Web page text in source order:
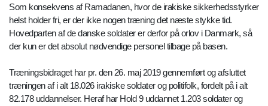
Som konsekvens af Ramadanen, hvor de irakiske sikkerhedsstyrker
helst holder fri, er der ikke nogen træning det næste stykke tid.
Hovedparten af de danske soldater er derfor på orlov i Danmark, så
der kun er det absolut nødvendige personel tilbage på basen.
Træningsbidraget har pr. den 26. maj 2019 gennemført og afsluttet
træningen af i alt 18.026 irakiske soldater og politifolk, fordelt på i alt
82.178 uddannelser. Heraf har Hold 9 uddannet 1.203 soldater og